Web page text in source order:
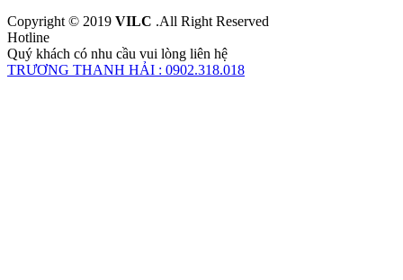
Copyright © 2019 VILC .All Right Reserved
Hotline
Quý khách có nhu cầu vui lòng liên hệ
TRƯƠNG THANH HẢI : 0902.318.018